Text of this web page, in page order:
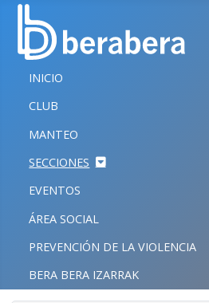
CERRAR
INICIO
CLUB
MANTEO
SECCIONES
EVENTOS
ÁREA SOCIAL
PREVENCIÓN DE LA VIOLENCIA
BERA BERA IZARRAK
INICIO
CLUB
MANTEO
SECCIONES
EVENTOS
ÁREA SOCIAL
PREVENCIÓN DE LA VIOLENCIA
BERA BERA IZARRAK